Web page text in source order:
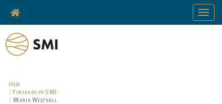
Toggle
Hem
Forskare på SMI
Maria Westvall